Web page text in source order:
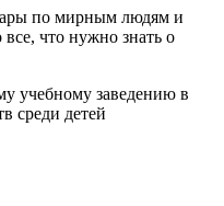
по мирным людям и
что нужно знать о